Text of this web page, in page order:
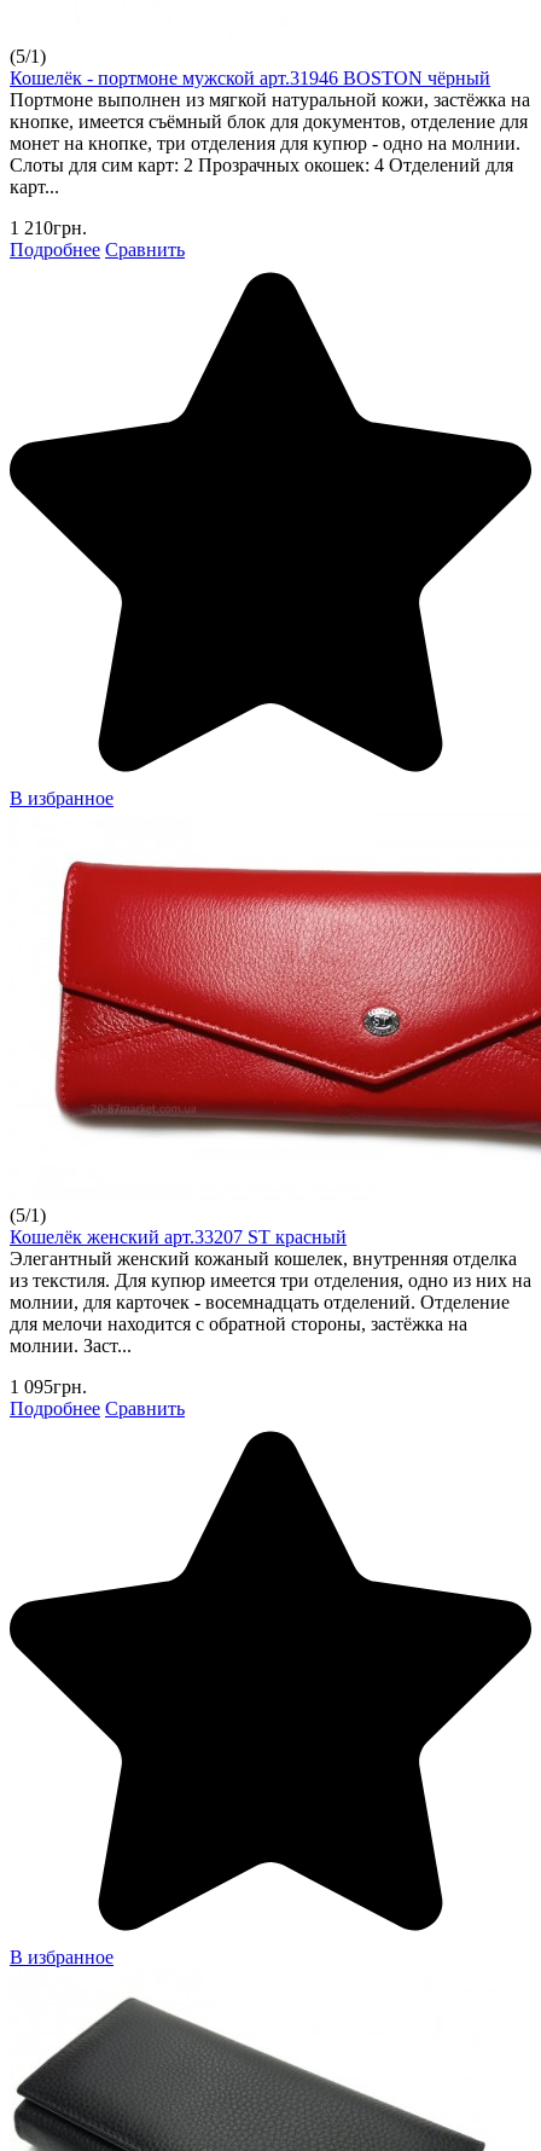
(5/1)
Кошелёк - портмоне мужской арт.31946 BOSTON чёрный
Портмоне выполнен из мягкой натуральной кожи, застёжка на
кнопке, имеется съёмный блок для документов, отделение для
монет на кнопке, три отделения для купюр - одно на молнии.
Слоты для сим карт: 2 Прозрачных окошек: 4 Отделений для
карт...
1 210грн.
Подробнее Сравнить
В избранное
(5/1)
Кошелёк женский арт.33207 ST красный
Элегантный женский кожаный кошелек, внутренняя отделка
из текстиля. Для купюр имеется три отделения, одно из них на
молнии, для карточек - восемнадцать отделений. Отделение
для мелочи находится с обратной стороны, застёжка на
молнии. Заст...
1 095грн.
Подробнее Сравнить
В избранное